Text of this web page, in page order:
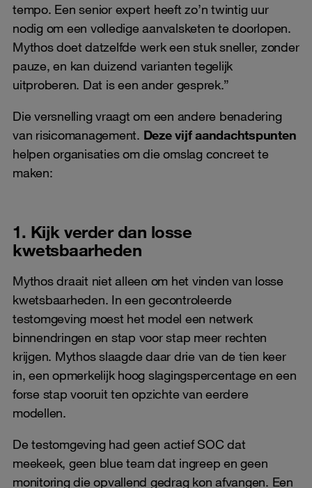
tempo. Een senior expert heeft zo’n twintig uur
nodig om een volledige aanvalsketen te doorlopen.
Mythos doet datzelfde werk een stuk sneller, zonder
pauze, en kan duizend varianten tegelijk
uitproberen. Dat is een ander gesprek.”
Die versnelling vraagt om een andere benadering
van risicomanagement. Deze vijf aandachtspunten
helpen organisaties om die omslag concreet te
maken:
1. Kijk verder dan losse
kwetsbaarheden
Mythos draait niet alleen om het vinden van losse
kwetsbaarheden. In een gecontroleerde
testomgeving moest het model een netwerk
binnendringen en stap voor stap meer rechten
krijgen. Mythos slaagde daar drie van de tien keer
in, een opmerkelijk hoog slagingspercentage en een
forse stap vooruit ten opzichte van eerdere
modellen.
De testomgeving had geen actief SOC dat
meekeek, geen blue team dat ingreep en geen
monitoring die opvallend gedrag kon afvangen. Een